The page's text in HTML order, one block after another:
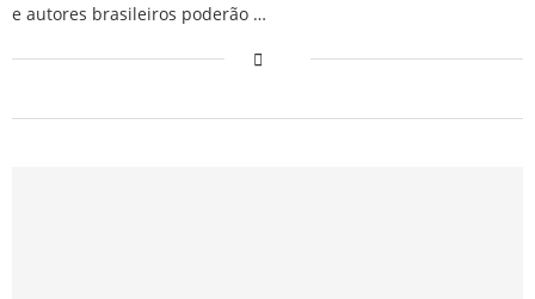
e autores brasileiros poderão …